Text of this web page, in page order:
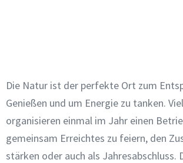
Die Natur ist der perfekte Ort zum
Genießen und um Energie zu tanken.
organisieren einmal im Jahr einen
gemeinsam Erreichtes zu feiern, den
stärken oder auch als Jahresabschluss.